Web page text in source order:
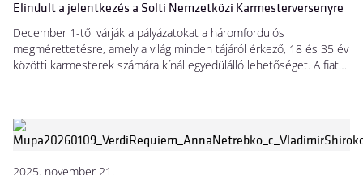
Elindult a jelentkezés a Solti Nemzetközi Karmesterversenyre
December 1-től várják a pályázatokat a háromfordulós
megmérettetésre, amely a világ minden tájáról érkező, 18 és 35 év
közötti karmesterek számára kínál egyedülálló lehetőséget. A fiatal
elnyerésére.
2025. november 21.